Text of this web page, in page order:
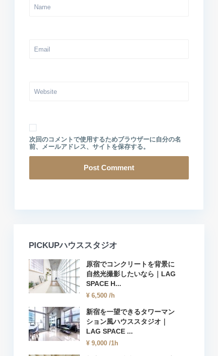
次回のコメントで使用するためブラウザーに自分の名
前、メールアドレス、サイトを保存する。
PICKUPハウススタジオ
原宿でコンクリートを背景に
自然光撮影したいなら｜LAG
SPACE H...
¥ 6,500 /h
新宿を一望できるタワーマン
ション風ハウススタジオ｜
LAG SPACE ...
¥ 9,000 /1h